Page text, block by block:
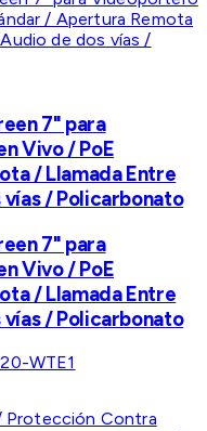
7" para
Vivo / PoE
/ Llamada Entre
/ Policarbonato
7" para
Vivo / PoE
/ Llamada Entre
/ Policarbonato
WTE1